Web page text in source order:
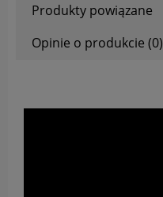
Produkty powiązane
Opinie o produkcie (0)